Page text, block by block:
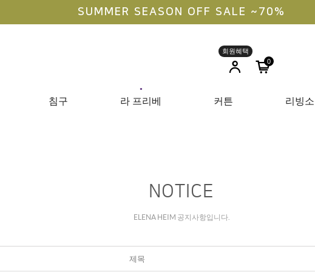
SUMMER SEASON OFF SALE ~70%
0
침구
●
라 프리베 커튼 리빙
NOTICE
ELENA HEIM 공지사항입니다.
제목